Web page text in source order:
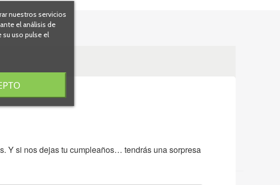
nuestros servicios
el análisis de
uso pulse el